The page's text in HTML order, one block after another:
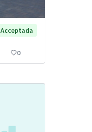
Acceptada
0